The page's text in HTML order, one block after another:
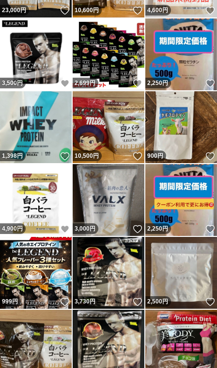
23,000円 いいね！
10,600円 いいね！
4,600円
3,500円 いいね！
2,699円 いいね！
2,250円
1,398円 いいね！
10,500円 いいね！
900円
4,900円 いいね！
3,000円 いいね！
2,250円
999円 いいね！
3,730円 いいね！
2,500円